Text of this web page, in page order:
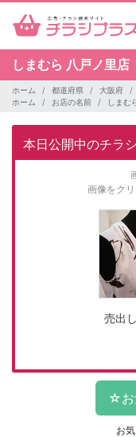
しまむら 八戸ノ里店
ホーム 都道府県 大阪府
ホーム
お店の名前 しまむ
本日公開中のチラシ
画像をク
売出
お